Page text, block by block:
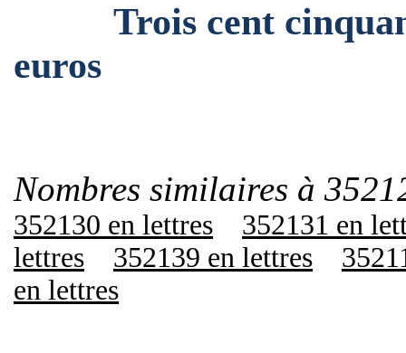
Trois cent
euros
Nombres similaires à
352130 en lettres
352131 en
lettres
352139 en lettres
en lettres